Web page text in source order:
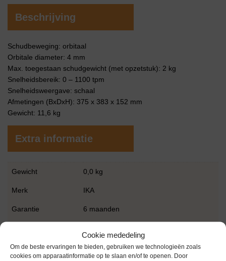
Cookie mededeling
Om de beste ervaringen te bieden, gebruiken we technologieën zoals
cookies om apparaatinformatie op te slaan en/of te openen. Door
Beschrijving
Schudbeweging: orbitaal
Orbitale diameter: 4 mm
Max. toegestaan ​​schudgewicht (met opzetstuk): 2 kg
Snelheidsbereik: 0 – 1100 tpm
Snelheidsweergave: schaal
Afmetingen (BxDxH): 375 x 383 x 152 mm
Gewicht: 11,6 kg
Extra informatie
Gewicht 0,0 kg
Merk IKA
Garantie 6 maanden